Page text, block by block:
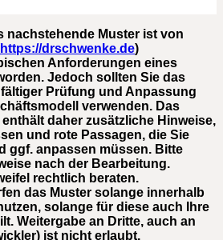
nachstehende Muster ist von
https://drschwenke.de)
Anforderungen eines
Jedoch sollten Sie das
Prüfung und Anpassung
verwenden. Das
daher zusätzliche Hinweise,
und rote Passagen, die Sie
ggf. anpassen müssen. Bitte
nach der Bearbeitung.
rechtlich beraten.
das Muster solange innerhalb
solange für diese auch Ihre
Weitergabe an Dritte, auch an
ist nicht erlaubt.